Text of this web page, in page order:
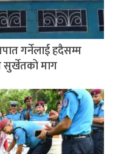
गर्नेलाई हदैसम्म
सुर्खेतको माग